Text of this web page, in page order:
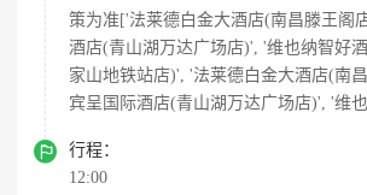
策为准['法莱德白金大酒店(南昌滕王阁
酒店(青山湖万达广场店)', '维也纳智好
家山地铁站店)', '法莱德白金大酒店(南
宾呈国际酒店(青山湖万达广场店)', '维

行程：
12:00